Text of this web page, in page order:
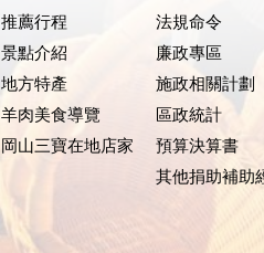
推薦行程
景點介紹
地方特產
羊肉美食導覽
岡山三寶在地店家
法規命令
廉政專區
施政相關計劃
區政統計
預算決算書
其他捐助補助